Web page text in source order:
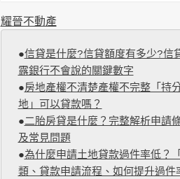
耀晉不動產
●信貸是什麼?信貸額度有多少?信
露銀行不會說的關鍵數字
●房地產權不清楚產權不完整「持
地」可以貸款嗎？
●二胎房貸是什麼？完整解析申請
及常見問題
●為什麼申請土地貸款過件率低？
類、貸款申請流程、如何提升過件